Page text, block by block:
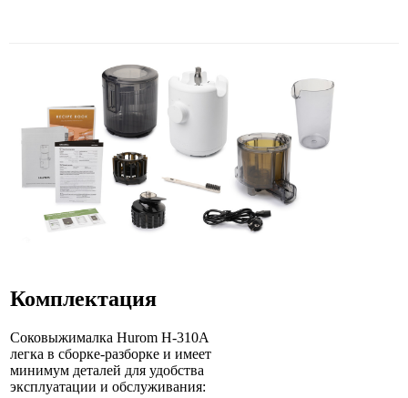
Комплектация
Соковыжималка Hurom H-310A
легка в сборке-разборке и имеет
минимум деталей для удобства
эксплуатации и обслуживания: